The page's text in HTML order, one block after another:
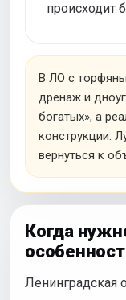
происходит
В ЛО с
дренаж и
богатых», а
конструкции.
вернуться к
Когда
Ленинградская